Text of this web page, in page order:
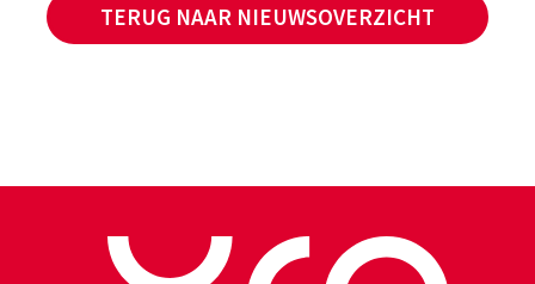
TERUG NAAR NIEUWSOVERZICHT